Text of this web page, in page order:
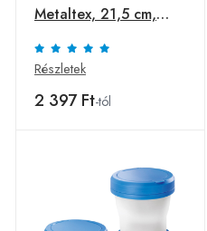
Metaltex, 21,5 cm,
rozsdamentes
acél/műanyag
Részletek
2 397 Ft-tól